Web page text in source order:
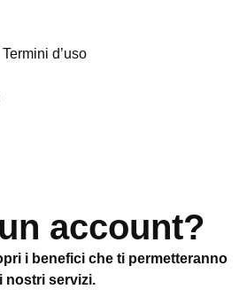
Termini d’uso
account?
i benefici che ti permetteranno
nostri servizi.